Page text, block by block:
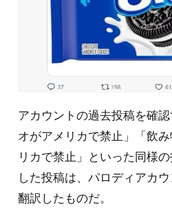
アカウントの過去投稿を確
オがアメリカで禁止」「飲
リカで禁止」といった同様
した投稿は、パロディアカ
翻訳したものだ。